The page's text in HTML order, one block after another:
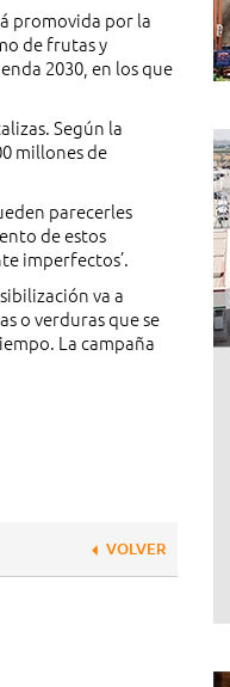
promovida por la
de frutas y
2030, en los que
Según la
millones de
parecerles
de estos
imperfectos’.
va a
o verduras que se
La campaña
VOLVER